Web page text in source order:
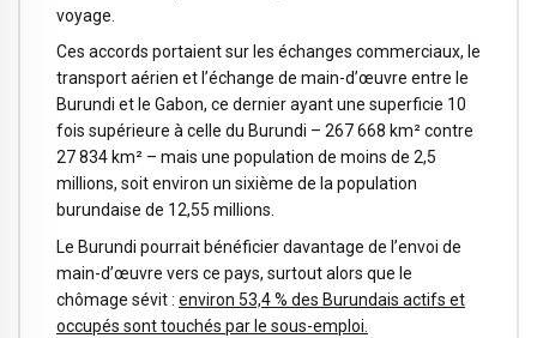
voyage.
Ces accords portaient sur les échanges commerciaux, le
transport aérien et l’échange de main-d’œuvre entre le
Burundi et le Gabon, ce dernier ayant une superficie 10
fois supérieure à celle du Burundi – 267 668 km² contre
27 834 km² – mais une population de moins de 2,5
millions, soit environ un sixième de la population
burundaise de 12,55 millions.
Le Burundi pourrait bénéficier davantage de l’envoi de
main-d’œuvre vers ce pays, surtout alors que le
chômage sévit : environ 53,4 % des Burundais actifs et
occupés sont touchés par le sous-emploi.